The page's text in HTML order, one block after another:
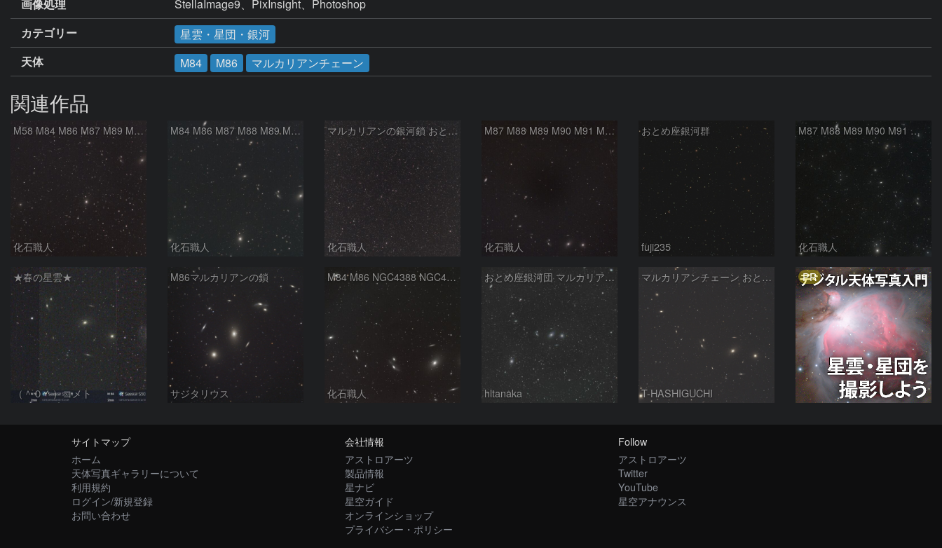
画像処理
StellaImage9、PixInsight、Photoshop
カテゴリー
星雲・星団・銀河
天体
M84 M86 マルカリアンチェーン
関連作品
M58 M84 M86 M87 M89 M90 マルカリアンの銀河鎖 おとめ座 かみのけ座
化石職人
M84 M86 M87 M88 M89 M90 M91 マルカリアンの銀河鎖 おとめ座 かみのけ座
化石職人
マルカリアンの銀河鎖 おとめ座・ かみのけ座の銀河
化石職人
M87 M88 M89 M90 M91 M100 マルカリアンの銀河鎖 おとめ座 かみのけ座
化石職人
おとめ座銀河群
fuji235
M87 M88 M89 M90 M91 マルカリアンの銀河鎖 おとめ座 かみのけ座
化石職人
★春の星雲★
（＾０＾）コメト
M86マルカリアンの鎖
サジタリウス
M84 M86 NGC4388 NGC4435 NGC4438 NGC4461 NGC4473 NGC4477 マルカリアンの銀河鎖 おとめ座
化石職人
おとめ座銀河団 マルカリアンチェーン
hltanaka
マルカリアンチェーン おとめ座銀河団 2026/05/13
T-HASHIGUCHI
PR
サイトマップ
ホーム
天体写真ギャラリーについて
利用規約
ログイン/新規登録
お問い合わせ
会社情報
アストロアーツ
製品情報
星ナビ
星空ガイド
オンラインショップ
プライバシー・ポリシー
Follow
アストロアーツ
Twitter
YouTube
星空アナウンス